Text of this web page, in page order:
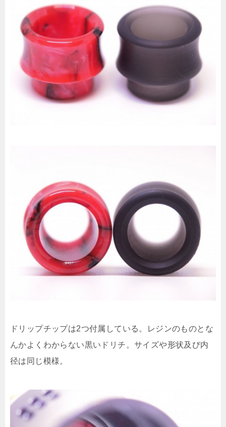
ドリップチップは2つ付属している。レジンのものとな
んかよくわからない黒いドリチ。サイズや形状及び内
径は同じ模様。